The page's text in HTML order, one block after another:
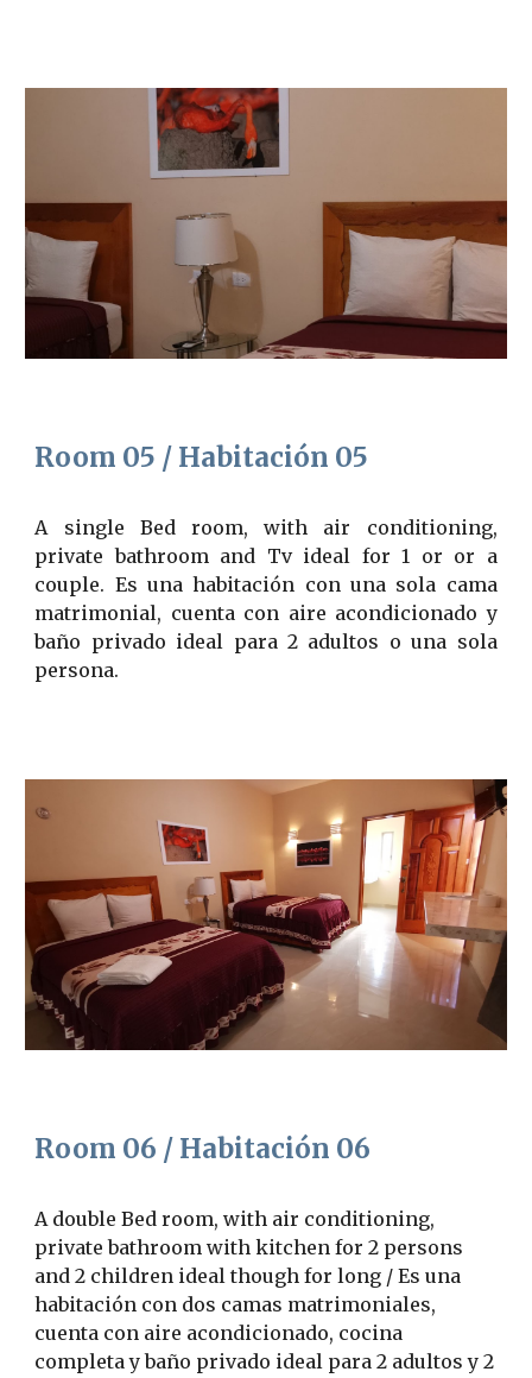
Room 05 / Habitación 05
A single Bed room, with air conditioning,
private bathroom and Tv ideal for 1 or or a
couple. Es una habitación con una sola cama
matrimonial, cuenta con aire acondicionado y
baño privado ideal para 2 adultos o una sola
persona.
Room 06 / Habitación 06
A double Bed room, with air conditioning,
private bathroom withkitchen for 2 persons
and 2 children ideal though for long / Es una
habitación con dos camas matrimoniales,
cuenta con aire acondicionado, cocina
completa y baño privado ideal para 2 adultos y 2